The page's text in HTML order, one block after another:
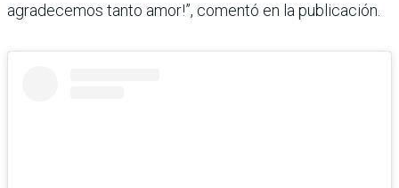
agradecemos tanto amor!”, comentó en la publicación.